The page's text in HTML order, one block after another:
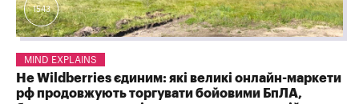
1543
MIND EXPLAINS
Не Wildberries єдиним: які великі онлайн-маркети
рф продовжують торгувати бойовими БпЛА,